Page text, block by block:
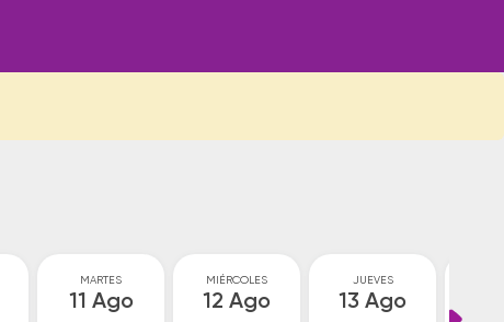
MARTES
11 Ago
MIÉRCOLES
12 Ago
JUEVES
13 Ago